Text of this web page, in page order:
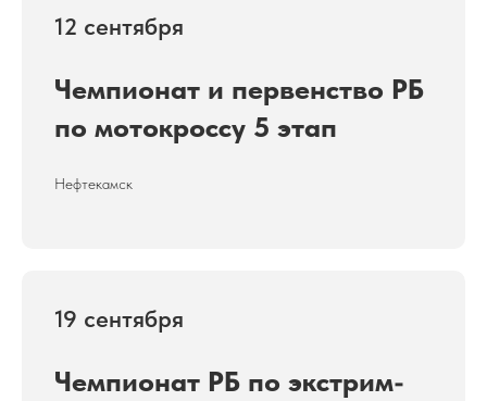
12 сентября
Чемпионат и первенство РБ
по мотокроссу 5 этап
Нефтекамск
19 сентября
Чемпионат РБ по экстрим-